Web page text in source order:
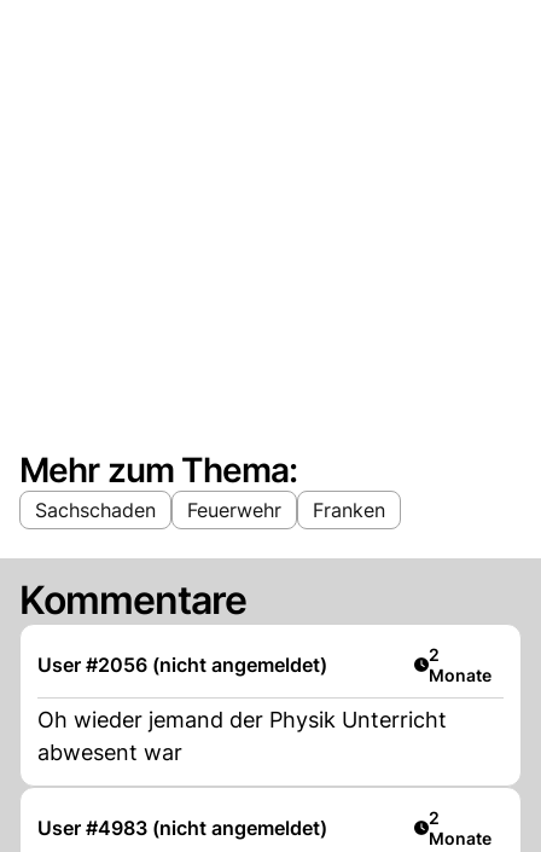
Mehr zum Thema:
Sachschaden Feuerwehr Franken
Kommentare
User #2056 (nicht angemeldet) Artikel
2
Monate
Oh wieder jemand der Physik Unterricht
abwesent war
User #4983 (nicht angemeldet) Artikel
2
Monate